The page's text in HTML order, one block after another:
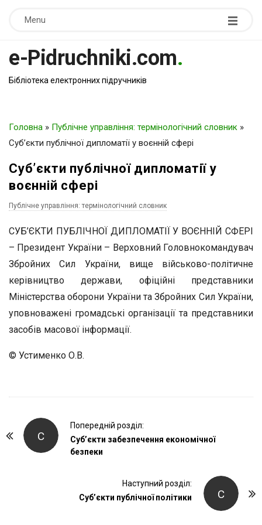
Menu
e-Pidruchniki.com.
Бібліотека електронних підручників
Головна » Публічне управління: термінологічний словник »
Суб’єкти публічної дипломатії у воєнній сфері
Суб’єкти публічної дипломатії у
воєнній сфері
Публічне управління: термінологічний словник
СУБ’ЄКТИ ПУБЛІЧНОЇ ДИПЛОМАТІЇ У ВОЄННІЙ СФЕРІ
– Президент України – Верховний Головнокомандувач
Збройних Сил України, вище військово-політичне
керівництво держави, офіційні представники
Міністерства оборони України та Збройних Сил України,
уповноважені громадські організації та представники
засобів масової інформації.
© Устименко О.В.
С
Попередній розділ:
Суб’єкти забезпечення економічної
безпеки
С
Наступний розділ:
Суб’єкти публічної політики